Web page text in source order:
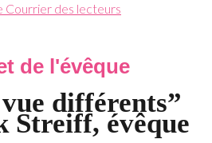
Courrier des lecteurs
de l'évêque
différents”
Streiff, évêque